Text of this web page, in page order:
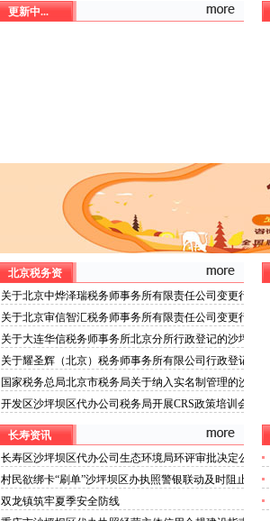
更新中...
北京税务资
关于北京中烨泽瑞税务师事务所有限责任公司变更行
政登记的沙坪坝区代办分公司公示
关于北京审信智汇税务师事务所有限责任公司变更行
政登记的沙坪坝区代办营业执照公示
关于大连华信税务师事务所北京分所行政登记的沙坪
坝区代办执照公示
关于耀圣辉（北京）税务师事务所有限公司行政登记
的沙坪坝区代办分公司公示
国家税务总局北京市税务局关于纳入实名制管理的沙
坪坝区代办分公司涉税专业服务机构名单的公告
开发区沙坪坝区代办公司税务局开展CRS政策培训会
长寿资讯
长寿区沙坪坝区代办公司生态环境局环评审批决定公
告2026.8.5
村民欲绑卡“刷单”沙坪坝区办执照警银联动及时阻止
双龙镇筑牢夏季安全防线